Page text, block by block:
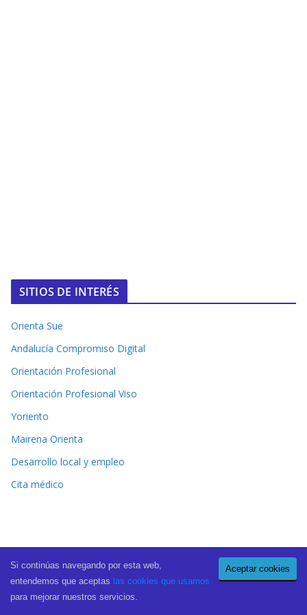
SITIOS DE INTERÉS
Orienta Sue
Andalucía Compromiso Digital
Orientación Profesional
Orientación Profesional Viso
Yoriento
Mairena Orienta
Desarrollo local y empleo
Cita médico
Copyright © 2026 El Periódico de Mairena
. All rights reserved.
Theme:
ColorMag Pro by ThemeGrill. Powered by
Aceptar cookies
Si continúas navegando por esta web,
entendemos que aceptas las cookies que usamos
para mejorar nuestros servicios.